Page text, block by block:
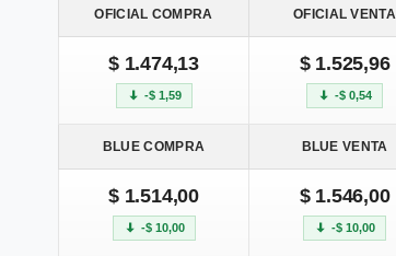
OFICIAL COMPRA OFICIAL VENTA
$ 1.474,13
-$ 1,59
$ 1.525,96
-$ 0,54
BLUE COMPRA BLUE VENTA
$ 1.514,00
-$ 10,00
$ 1.546,00
-$ 10,00